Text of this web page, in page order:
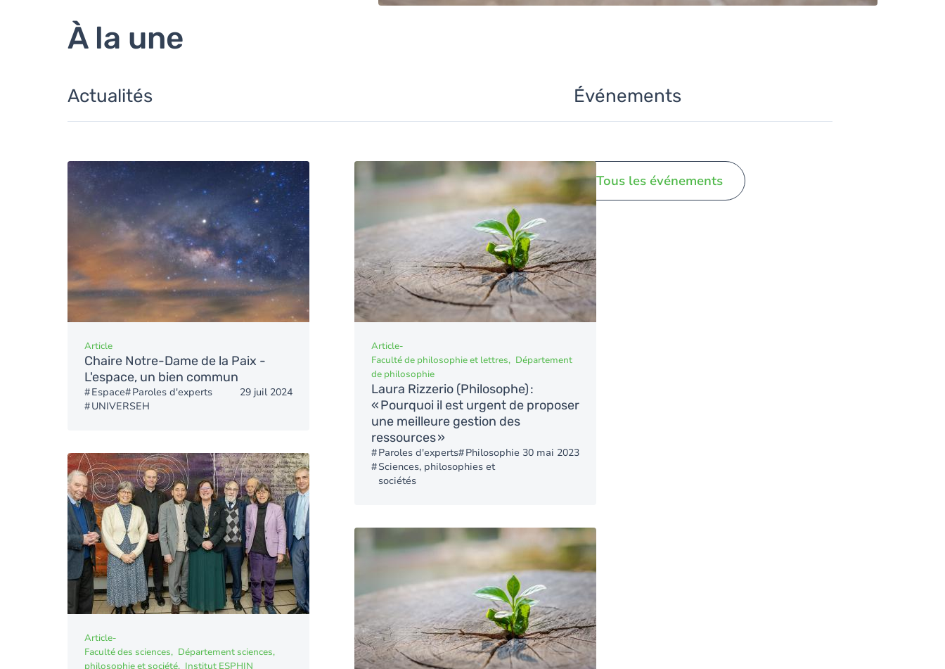
À la une
Actualités
Article
Chaire Notre-Dame de la Paix -
L'espace, un bien commun
Espace Paroles d'experts
UNIVERSEH
29 juil 2024
Article-
Faculté de philosophie et lettres
Département
de philosophie
Laura Rizzerio (Philosophe) :
« Pourquoi il est urgent de proposer
une meilleure gestion des
ressources »
Paroles d'experts Philosophie
Sciences, philosophies et
sociétés
30 mai 2023
Article-
Faculté des sciences
Département sciences,
philosophie et société
Institut ESPHIN
Événements
Tous les événements